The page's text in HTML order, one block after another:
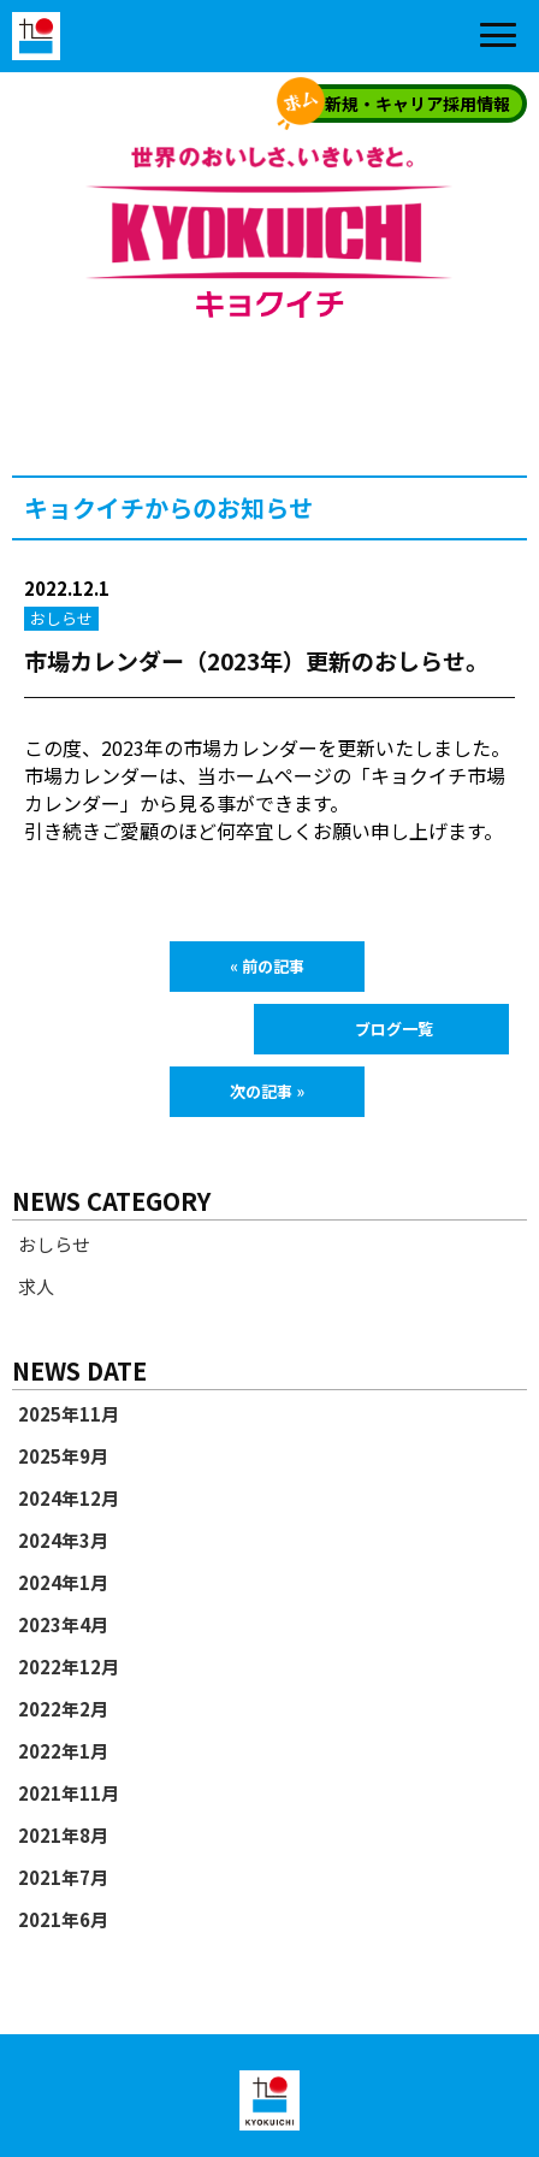
新規・キャリア採用情報
キョクイチからのお知らせ
2022.12.1
おしらせ
市場カレンダー（2023年）更新のおしらせ。
この度、2023年の市場カレンダーを更新いたしました。
市場カレンダーは、当ホームページの「キョクイチ市場
カレンダー」から見る事ができます。
引き続きご愛顧のほど何卒宜しくお願い申し上げます。
« 前の記事
ブログ一覧
次の記事 »
NEWS CATEGORY
おしらせ
求人
NEWS DATE
2025年11月
2025年9月
2024年12月
2024年3月
2024年1月
2023年4月
2022年12月
2022年2月
2022年1月
2021年11月
2021年8月
2021年7月
2021年6月